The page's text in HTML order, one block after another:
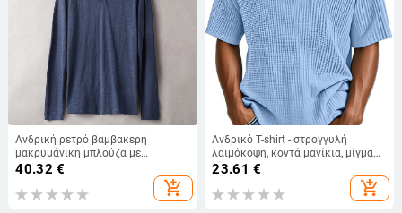
Ανδρική ρετρό βαμβακερή
μακρυμάνικη μπλούζα με
στρογγυλή λαιμόκοψη,
40.32 €
add_shopping_cart
Ανδρικό T-shirt - στρογγυλή
λαιμόκοψη, κοντά μανίκια, μίγμα
βαμβακιού (waffle-knit)
23.61 €
add_shopping_cart